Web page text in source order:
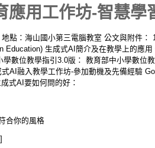
應用工作坊-智慧學
點：海山國小第三電腦教室 公文與附件
生成式AI簡介及在教學上的應
數位教學指引3.0版： 教育部中小學數位
AI融入教學工作坊-參加動機及先備經驗
式AI要如何問的好：
合你的風格